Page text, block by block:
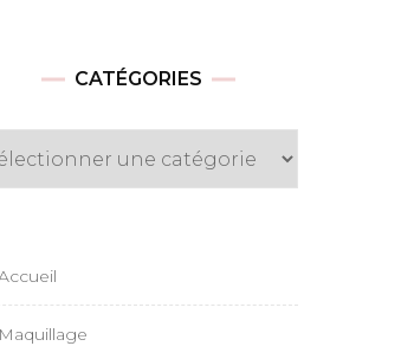
CATÉGORIES
Maquillage